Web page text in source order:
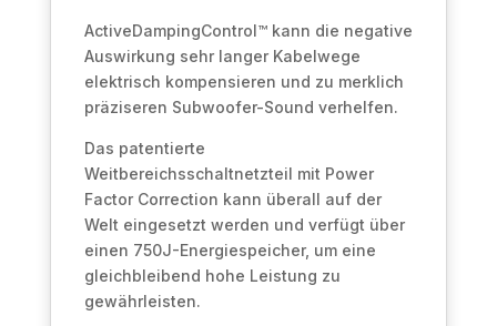
ActiveDampingControl™ kann die negative
Auswirkung sehr langer Kabelwege
elektrisch kompensieren und zu merklich
präziseren Subwoofer-Sound verhelfen.
Das patentierte
Weitbereichsschaltnetzteil mit Power
Factor Correction kann überall auf der
Welt eingesetzt werden und verfügt über
einen 750J-Energiespeicher, um eine
gleichbleibend hohe Leistung zu
gewährleisten.